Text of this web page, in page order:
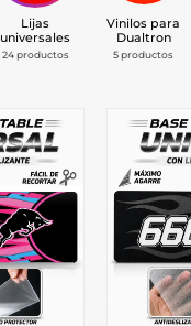
Lijas
universales
24 productos
Vinilos para
Dualtron
5 productos